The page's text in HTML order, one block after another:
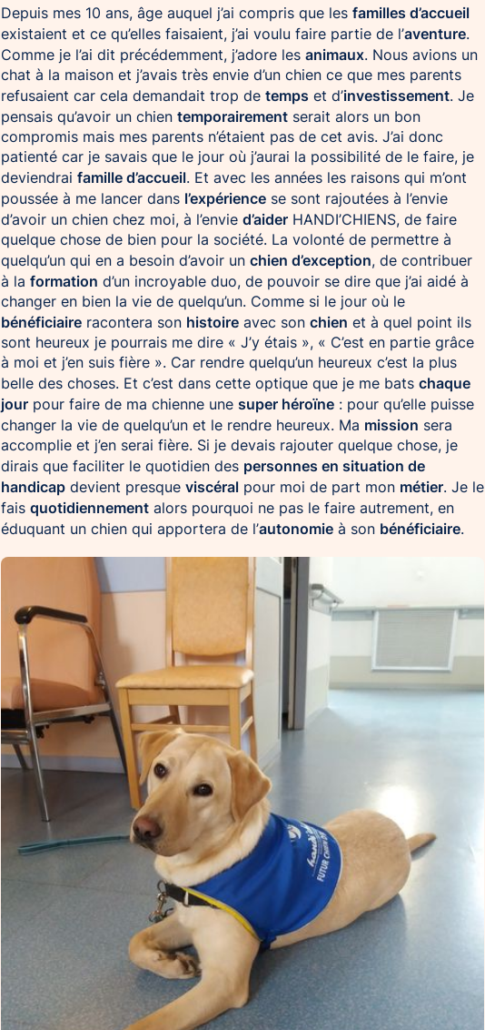
Depuis mes 10 ans, âge auquel j’ai compris que les familles d’accueil
existaient et ce qu’elles faisaient, j’ai voulu faire partie de l’aventure.
Comme je l’ai dit précédemment, j’adore les animaux. Nous avions un
chat à la maison et j’avais très envie d’un chien ce que mes parents
refusaient car cela demandait trop de temps et d’investissement. Je
pensais qu’avoir un chien temporairement serait alors un bon
compromis mais mes parents n’étaient pas de cet avis. J’ai donc
patienté car je savais que le jour où j’aurai la possibilité de le faire, je
deviendrai famille d’accueil. Et avec les années les raisons qui m’ont
poussée à me lancer dans l’expérience se sont rajoutées à l’envie
d’avoir un chien chez moi, à l’envie d’aider HANDI’CHIENS, de faire
quelque chose de bien pour la société. La volonté de permettre à
quelqu’un qui en a besoin d’avoir un chien d’exception, de contribuer
à la formation d’un incroyable duo, de pouvoir se dire que j’ai aidé à
changer en bien la vie de quelqu’un. Comme si le jour où le
bénéficiaire racontera son histoire avec son chien et à quel point ils
sont heureux je pourrais me dire « J’y étais », « C’est en partie grâce
à moi et j’en suis fière ». Car rendre quelqu’un heureux c’est la plus
belle des choses. Et c’est dans cette optique que je me bats chaque
jour pour faire de ma chienne une super héroïne : pour qu’elle puisse
changer la vie de quelqu’un et le rendre heureux. Ma mission sera
accomplie et j’en serai fière. Si je devais rajouter quelque chose, je
dirais que faciliter le quotidien des personnes en situation de
handicap devient presque viscéral pour moi de part mon métier. Je le
fais quotidiennement alors pourquoi ne pas le faire autrement, en
éduquant un chien qui apportera de l’autonomie à son bénéficiaire.